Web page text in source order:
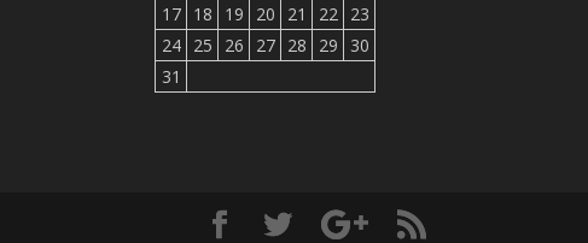
17
18 19 20 21 22
23
24
25 26 27 28 29
30
31